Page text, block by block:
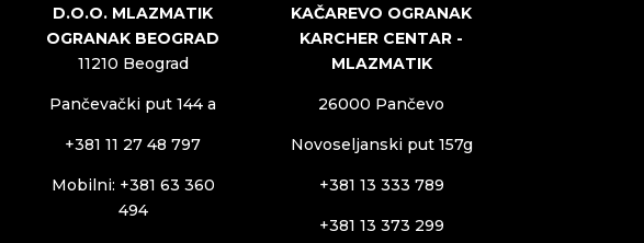
D.O.O. MLAZMATIK
OGRANAK BEOGRAD
11210 Beograd
Pančevački put 144 a
+381 11 27 48 797
Mobilni: +381 63 360
494
KAČAREVO OGRANAK
KARCHER CENTAR -
MLAZMATIK
26000 Pančevo
Novoseljanski put 157g
+381 13 333 789
+381 13 373 299